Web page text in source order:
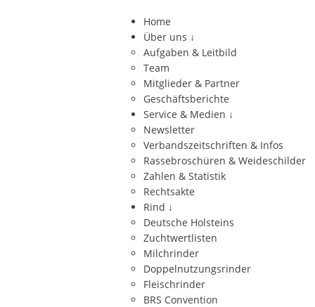
Home
Über uns ↓
Aufgaben & Leitbild
Team
Mitglieder & Partner
Geschäftsberichte
Service & Medien ↓
Newsletter
Verbandszeitschriften & Infos
Rassebroschüren & Weideschilder
Zahlen & Statistik
Rechtsakte
Rind ↓
Deutsche Holsteins
Zuchtwertlisten
Milchrinder
Doppelnutzungsrinder
Fleischrinder
BRS Convention